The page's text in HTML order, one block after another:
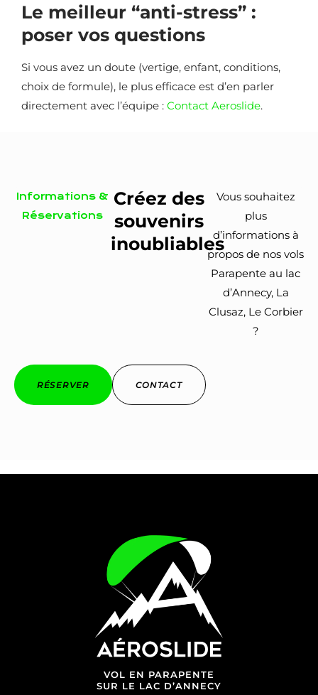
Le meilleur “anti-stress” :
poser vos questions
Si vous avez un doute (vertige, enfant, conditions,
choix de formule), le plus efficace est d’en parler
directement avec l’équipe : Contact Aeroslide.
Informations &
Réservations
Créez des
souvenirs
inoubliables
Vous souhaitez
plus
d’informations à
propos de nos vols
Parapente au lac
d’Annecy, La
Clusaz, Le Corbier
?
RÉSERVER CONTACT
VOL EN PARAPENTE
SUR LE LAC D’ANNECY